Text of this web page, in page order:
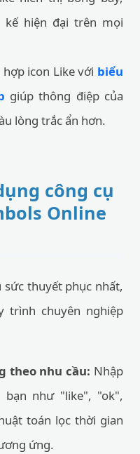
kế hiện đại trên mọi
hợp icon Like với biểu
giúp thông điệp của
lòng trắc ẩn hơn.
công cụ
Online
thuyết phục nhất,
trình chuyên nghiệp
theo nhu cầu: Nhập
như "like", "ok",
toán lọc thời gian
ứng.